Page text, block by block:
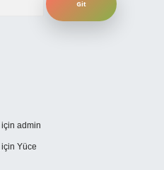
için admin
için Yüce